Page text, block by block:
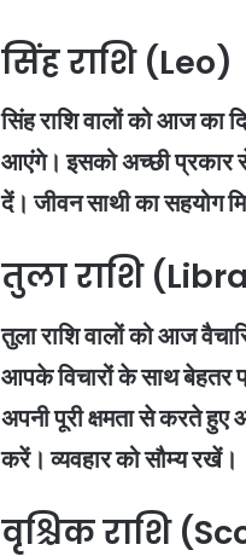
सिंह राशि (Leo)
सिंह राशि वालों को आज का
आएंगे। इसको अच्छी प्रकार
दें। जीवन साथी का सहयोग
तुला राशि
तुला राशि वालों को आज
आपके विचारों के साथ बेहतर
अपनी पूरी क्षमता से करते
करें। व्यवहार को सौम्य रखें।
वृश्चिक राशि